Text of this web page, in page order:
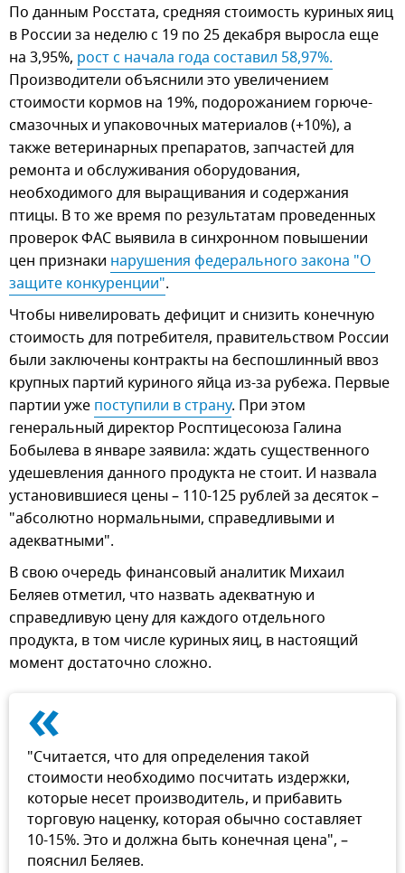
По данным Росстата, средняя стоимость куриных яиц
в России за неделю с 19 по 25 декабря выросла еще
на 3,95%, рост с начала года составил 58,97%.
Производители объяснили это увеличением
стоимости кормов на 19%, подорожанием горюче-
смазочных и упаковочных материалов (+10%), а
также ветеринарных препаратов, запчастей для
ремонта и обслуживания оборудования,
необходимого для выращивания и содержания
птицы. В то же время по результатам проведенных
проверок ФАС выявила в синхронном повышении
цен признаки нарушения федерального закона "О
защите конкуренции".
Чтобы нивелировать дефицит и снизить конечную
стоимость для потребителя, правительством России
были заключены контракты на беспошлинный ввоз
крупных партий куриного яйца из-за рубежа. Первые
партии уже поступили в страну. При этом
генеральный директор Росптицесоюза Галина
Бобылева в январе заявила: ждать существенного
удешевления данного продукта не стоит. И назвала
установившиеся цены – 110-125 рублей за десяток –
"абсолютно нормальными, справедливыми и
адекватными".
В свою очередь финансовый аналитик Михаил
Беляев отметил, что назвать адекватную и
справедливую цену для каждого отдельного
продукта, в том числе куриных яиц, в настоящий
момент достаточно сложно.
«
"Считается, что для определения такой
стоимости необходимо посчитать издержки,
которые несет производитель, и прибавить
торговую наценку, которая обычно составляет
10-15%. Это и должна быть конечная цена", –
пояснил Беляев.